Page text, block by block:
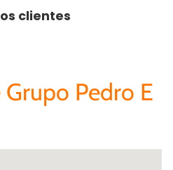
clientes
Pedro E